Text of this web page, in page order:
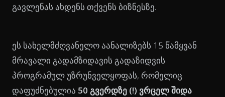
გავლენას ახდენს თქვენს ბიზნესზე.
ეს სახელმძღვანელო აანალიზებს 15 წამყვან
მრავალი გადამზიდავის გადაზიდვის
პროგრამულ უზრუნველყოფას, რომელიც
დაფუძნებულია 50 გვერდზე (!) ვრცელ შიდა